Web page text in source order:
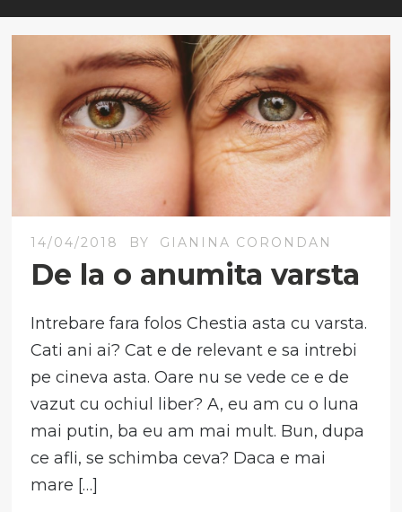
14/04/2018 BY GIANINA CORONDAN
De la o anumita varsta
Intrebare fara folos Chestia asta cu varsta.
Cati ani ai? Cat e de relevant e sa intrebi
pe cineva asta. Oare nu se vede ce e de
vazut cu ochiul liber? A, eu am cu o luna
mai putin, ba eu am mai mult. Bun, dupa
ce afli, se schimba ceva? Daca e mai
mare […]